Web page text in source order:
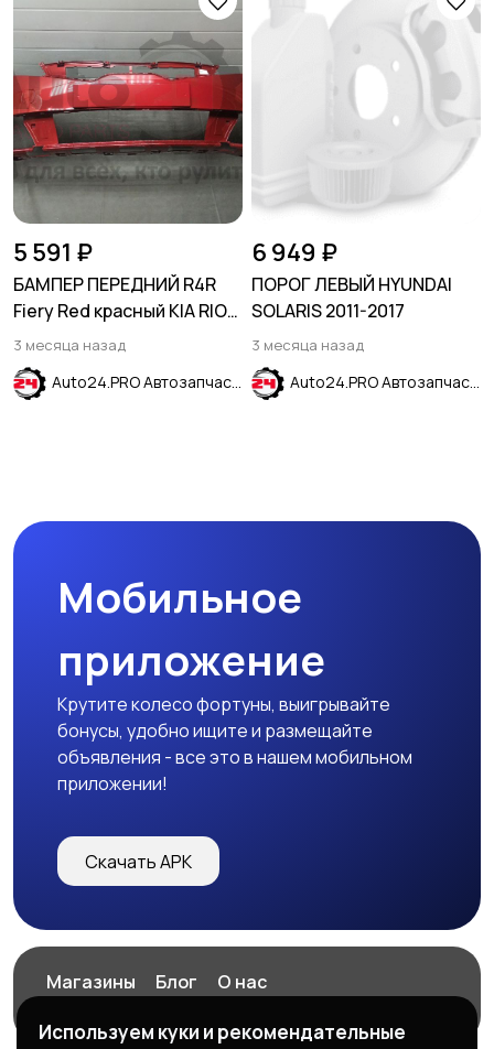
5 591 ₽
БАМПЕР ПЕРЕДНИЙ R4R
Fiery Red красный KIA RIO
2020-2024
3 месяца назад
Auto24.PRO Автозапчасти
6 949 ₽
ПОРОГ ЛЕВЫЙ HYUNDAI
SOLARIS 2011-2017
3 месяца назад
Auto24.PRO Автозапчасти
Мобильное
приложение
Крутите колесо фортуны, выигрывайте
бонусы, удобно ищите и размещайте
объявления - все это в нашем мобильном
приложении!
Скачать APK
Магазины Блог
О нас
Используем куки и рекомендательные